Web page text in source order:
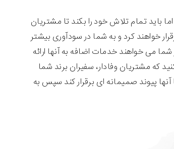
تمام تلاش خود را بکند تا مشتریان
خواهند کرد و به شما در سودآوری بیشتر
می خواهند خدمات اضافه به آنها ارائه
که مشتریان وفادار، سفیران برند شما
پیوند صمیمانه ای برقرار کند سپس به